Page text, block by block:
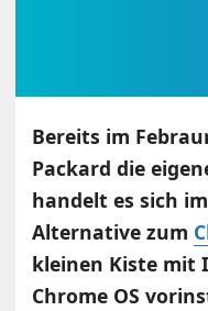
Bereits im
Packard die
handelt es sich
Alternative zum
kleinen Kiste mit
Chrome OS